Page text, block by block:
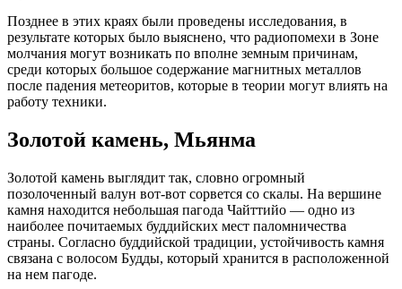
Позднее в этих краях были проведены исследования, в
результате которых было выяснено, что радиопомехи в Зоне
молчания могут возникать по вполне земным причинам,
среди которых большое содержание магнитных металлов
после падения метеоритов, которые в теории могут влиять на
работу техники.
Золотой камень, Мьянма
Золотой камень выглядит так, словно огромный
позолоченный валун вот-вот сорвется со скалы. На вершине
камня находится небольшая пагода Чайттийо — одно из
наиболее почитаемых буддийских мест паломничества
страны. Согласно буддийской традиции, устойчивость камня
связана с волосом Будды, который хранится в расположенной
на нем пагоде.